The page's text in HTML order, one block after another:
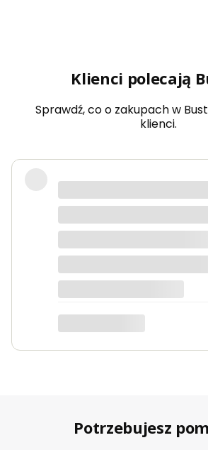
Klienci polecają
Sprawdź, co o zakupach w
klienci.
Potrzebujesz